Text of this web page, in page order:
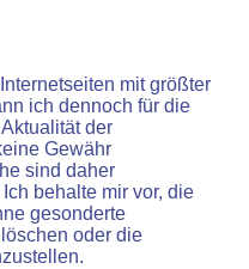
mit größter
ich dennoch für die
der
Gewähr
sind daher
behalte mir vor, die
gesonderte
oder die